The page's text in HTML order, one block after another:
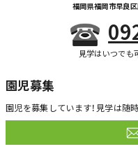
福岡県福岡市早良
見学はいつでも
園児募集
園児を募集しています！ 見学は随